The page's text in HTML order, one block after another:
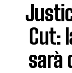
Cut:
sarà